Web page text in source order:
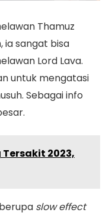
Thamuz
ia sangat bisa
Lord Lava.
untuk mengatasi
Sebagai info
Tersakit 2023,
slow effect